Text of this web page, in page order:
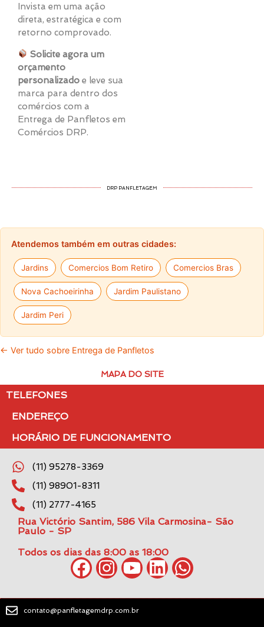
Invista em uma ação
direta, estratégica e com
retorno comprovado.
Solicite agora um
orçamento
personalizado e leve sua
marca para dentro dos
comércios com a
Entrega de Panfletos em
Comércios DRP.
DRP PANFLETAGEM
Atendemos também em outras cidades:
Jardins Comercios Bom Retiro Comercios Bras
Nova Cachoeirinha Jardim Paulistano
Jardim Peri
← Ver tudo sobre Entrega de Panfletos
MAPA DO SITE
TELEFONES
ENDEREÇO
HORÁRIO DE FUNCIONAMENTO
(11) 95278-3369
(11) 98901-8311
(11) 2777-4165
Rua Victório Santim, 586 Vila Carmosina- São
Paulo - SP
Todos os dias das 8:00 as 18:00
contato@panfletagemdrp.com.br